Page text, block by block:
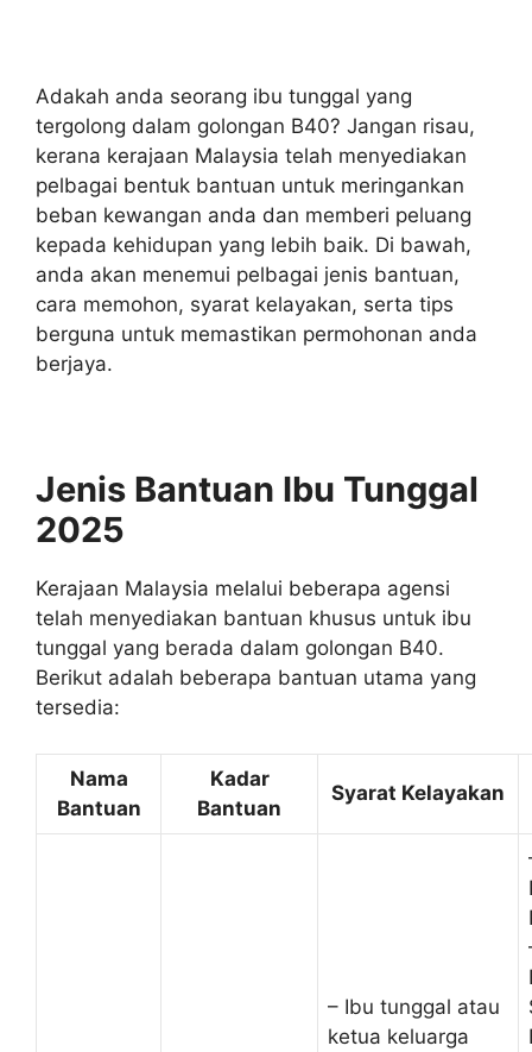
Adakah anda seorang ibu tunggal yang
tergolong dalam golongan B40? Jangan risau,
kerana kerajaan Malaysia telah menyediakan
pelbagai bentuk bantuan untuk meringankan
beban kewangan anda dan memberi peluang
kepada kehidupan yang lebih baik. Di bawah,
anda akan menemui pelbagai jenis bantuan,
cara memohon, syarat kelayakan, serta tips
berguna untuk memastikan permohonan anda
berjaya.
Jenis Bantuan Ibu Tunggal
2025
Kerajaan Malaysia melalui beberapa agensi
telah menyediakan bantuan khusus untuk ibu
tunggal yang berada dalam golongan B40.
Berikut adalah beberapa bantuan utama yang
tersedia:
Nama
Bantuan
Kadar
Bantuan
Syarat Kelayakan
– Ibu tunggal atau
ketua keluarga